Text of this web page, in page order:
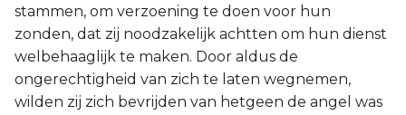
stammen, om verzoening te doen voor hun
zonden, dat zij noodzakelijk achtten om hun dienst
welbehaaglijk te maken. Door aldus de
ongerechtigheid van zich te laten wegnemen,
wilden zij zich bevrijden van hetgeen de angel was